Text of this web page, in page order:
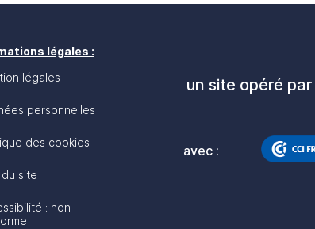
légales :
légales
personnelles
des cookies
du site
: non
un site opéré par
avec :